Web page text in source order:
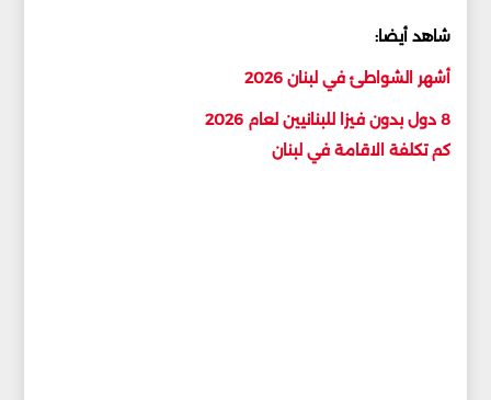
شاهد أيضا:
أشهر الشواطئ في لبنان 2026
8 دول بدون فيزا للبنانيين لعام 2026
كم تكلفة الاقامة في لبنان